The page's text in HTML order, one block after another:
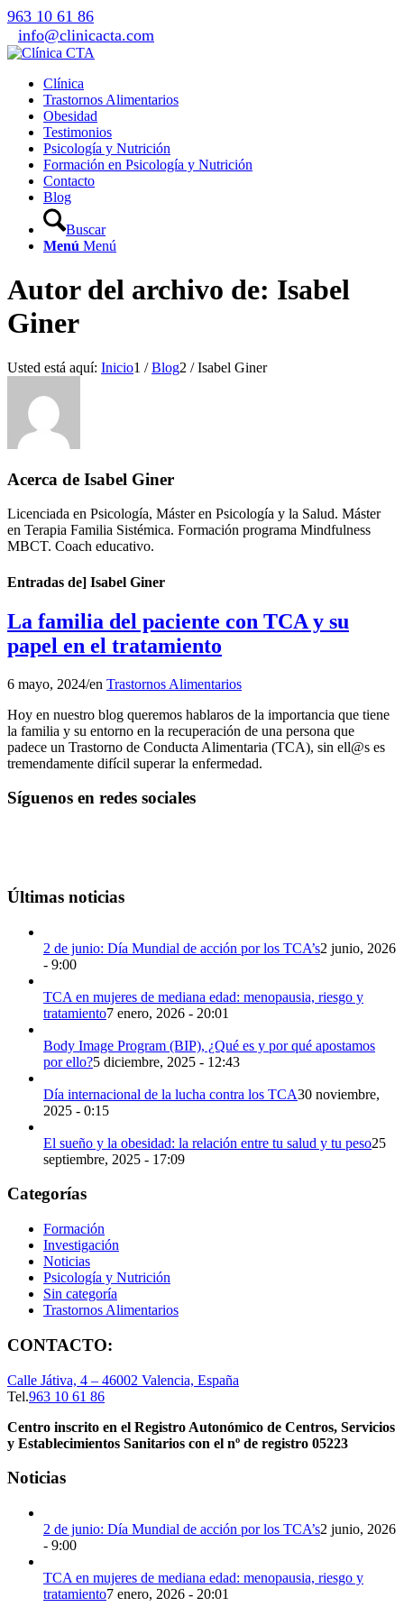
963 10 61 86
info@clinicacta.com
Clínica
Trastornos Alimentarios
Obesidad
Testimonios
Psicología y Nutrición
Formación en Psicología y Nutrición
Contacto
Blog
Buscar
Menú Menú
Autor del archivo de: Isabel
Giner
Usted está aquí: Inicio1 / Blog2 / Isabel Giner
Acerca de Isabel Giner
Licenciada en Psicología, Máster en Psicología y la Salud. Máster
en Terapia Familia Sistémica. Formación programa Mindfulness
MBCT. Coach educativo.
Entradas de] Isabel Giner
La familia del paciente con TCA y su
papel en el tratamiento
6 mayo, 2024/en Trastornos Alimentarios
Hoy en nuestro blog queremos hablaros de la importancia que tiene
la familia y su entorno en la recuperación de una persona que
padece un Trastorno de Conducta Alimentaria (TCA), sin ell@s es
tremendamente difícil superar la enfermedad.
Síguenos en redes sociales
Últimas noticias
2 de junio: Día Mundial de acción por los TCA’s2 junio, 2026
- 9:00
TCA en mujeres de mediana edad: menopausia, riesgo y
tratamiento7 enero, 2026 - 20:01
Body Image Program (BIP), ¿Qué es y por qué apostamos
por ello?5 diciembre, 2025 - 12:43
Día internacional de la lucha contra los TCA30 noviembre,
2025 - 0:15
El sueño y la obesidad: la relación entre tu salud y tu peso25
septiembre, 2025 - 17:09
Categorías
Formación
Investigación
Noticias
Psicología y Nutrición
Sin categoría
Trastornos Alimentarios
CONTACTO:
Calle Játiva, 4 – 46002 Valencia, España
Tel.963 10 61 86
Centro inscrito en el Registro Autonómico de Centros, Servicios
y Establecimientos Sanitarios con el nº de registro 05223
Noticias
2 de junio: Día Mundial de acción por los TCA’s2 junio, 2026
- 9:00
TCA en mujeres de mediana edad: menopausia, riesgo y
tratamiento7 enero, 2026 - 20:01